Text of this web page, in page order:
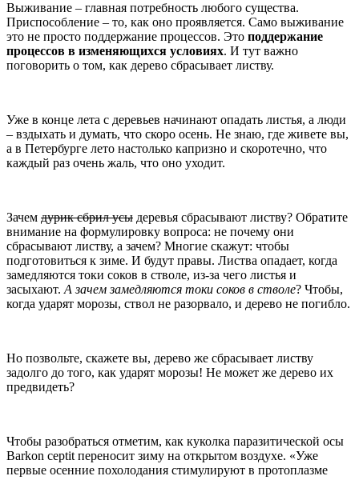
Выживание – главная потребность любого существа.
Приспособление – то, как оно проявляется. Само выживание
это не просто поддержание процессов. Это поддержание
процессов в изменяющихся условиях. И тут важно
поговорить о том, как дерево сбрасывает листву.
Уже в конце лета с деревьев начинают опадать листья, а люди
– вздыхать и думать, что скоро осень. Не знаю, где живете вы,
а в Петербурге лето настолько капризно и скоротечно, что
каждый раз очень жаль, что оно уходит.
Зачем дурик сбрил усы деревья сбрасывают листву? Обратите
внимание на формулировку вопроса: не почему они
сбрасывают листву, а зачем? Многие скажут: чтобы
подготовиться к зиме. И будут правы. Листва опадает, когда
замедляются токи соков в стволе, из-за чего листья и
засыхают. А зачем замедляются токи соков в стволе? Чтобы,
когда ударят морозы, ствол не разорвало, и дерево не погибло.
Но позвольте, скажете вы, дерево же сбрасывает листву
задолго до того, как ударят морозы! Не может же дерево их
предвидеть?
Чтобы разобраться отметим, как куколка паразитической осы
Barkon ceptit переносит зиму на открытом воздухе. «Уже
первые осенние похолодания стимулируют в протоплазме